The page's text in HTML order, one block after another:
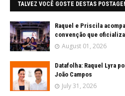
TALVEZ VOCÊ GOSTE DESTAS
Raquel e Priscila
convenção que
August 01, 2026
Datafolha: Raquel Lyra
João Campos
July 31, 2026